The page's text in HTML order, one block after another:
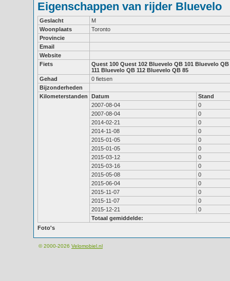
Eigenschappen van rijder Bluevelo
Geslacht
M
Woonplaats
Toronto
Provincie
Email
Website
Fiets
Quest 100 Quest 102 Bluevelo QB 101 Bluevelo QB
111 Bluevelo QB 112 Bluevelo QB 85
Gehad
0 fietsen
Bijzonderheden
Kilometerstanden
Datum
Stand
2007-08-04
0
2007-08-04
0
2014-02-21
0
2014-11-08
0
2015-01-05
0
2015-01-05
0
2015-03-12
0
2015-03-16
0
2015-05-08
0
2015-06-04
0
2015-11-07
0
2015-11-07
0
2015-12-21
0
Totaal gemiddelde:
Foto's
© 2000-2026 Velomobiel.nl